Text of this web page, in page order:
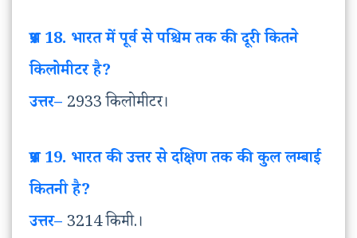
प्रश्न18. भारतमें पूर्व से पश्चिम तक की दूरी कितने
किलोमीटर है?
उत्तर– 2933 किलोमीटर।
प्रश्न19. भारतकी उत्तर से दक्षिण तक की कुल लम्बाई
कितनी है?
उत्तर–3214 किमी.।